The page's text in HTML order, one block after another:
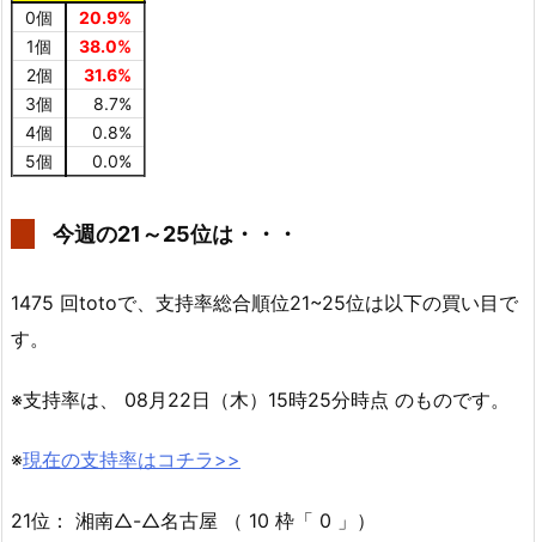
0個
20.9%
1個
38.0%
2個
31.6%
3個
8.7%
4個
0.8%
5個
0.0%
今週の21～25位は・・・
1475 回totoで、支持率総合順位21~25位は以下の買い目で
す。
※支持率は、 08月22日（木）15時25分時点 のものです。
※現在の支持率はコチラ>>
21位： 湘南△-△名古屋 （ 10 枠「 0 」）